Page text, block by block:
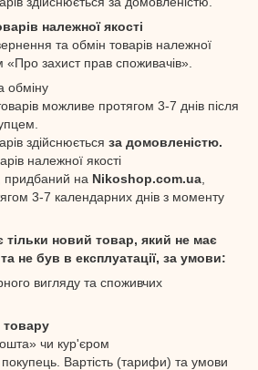
належної якості
та обмін товарів належної
«Про захист прав споживачів».
обміну
можливе протягом 3-7 днів після
здійснюється за домовленістю.
належної якості
придбаний на Nikoshop.com.ua
3-7 календарних днів з моменту
тільки новий товар, який не має
не був в експлуатації, за умови:
вигляду та споживчих
чи кур'єром
Вартість (тарифи) та умови